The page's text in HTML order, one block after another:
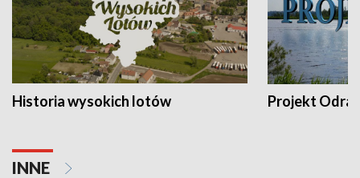
Historia wysokich lotów Projekt Odra
INNE